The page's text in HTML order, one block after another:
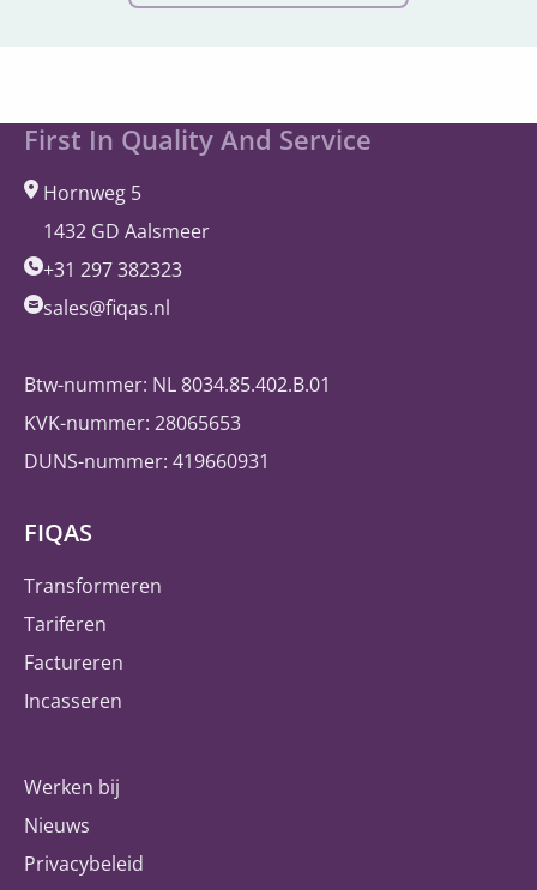
Site
footer
First In Quality And Service
FIQAS
Transformeren
Tariferen
Factureren
Incasseren
Werken bij
Nieuws
Privacybeleid
Hornweg 5
1432 GD Aalsmeer
+31 297 382323
sales@fiqas.nl
Btw-nummer: NL 8034.85.402.B.01
KVK-nummer: 28065653
DUNS-nummer: 419660931